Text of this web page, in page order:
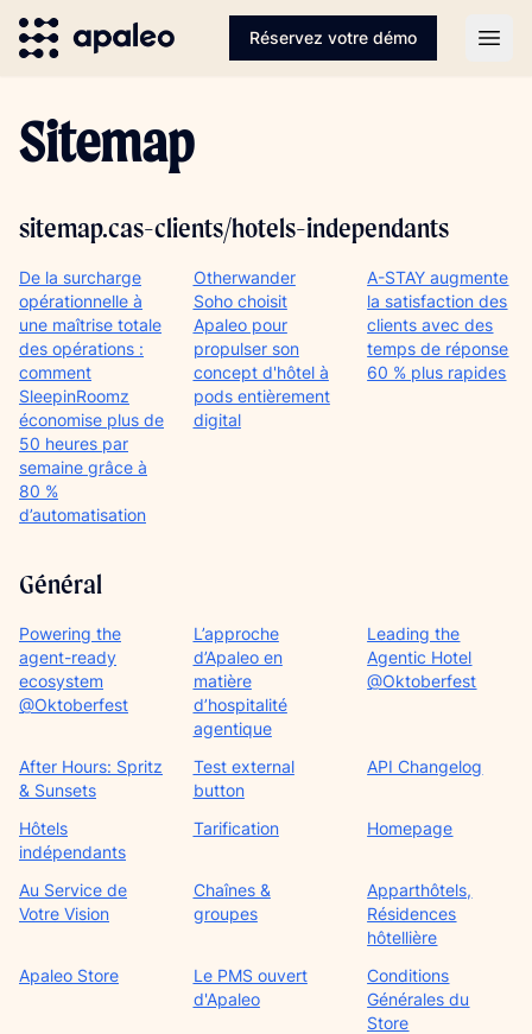
Réservez votre démo
Sitemap
sitemap.cas-clients/hotels-independants
De la surcharge
opérationnelle à
une maîtrise totale
des opérations :
comment
SleepinRoomz
économise plus de
50 heures par
semaine grâce à
80 %
d’automatisation
Otherwander
Soho choisit
Apaleo pour
propulser son
concept d'hôtel à
pods entièrement
digital
A-STAY augmente
la satisfaction des
clients avec des
temps de réponse
60 % plus rapides
Général
Powering the
agent-ready
ecosystem
@Oktoberfest
L’approche
d’Apaleo en
matière
d’hospitalité
agentique
Leading the
Agentic Hotel
@Oktoberfest
After Hours: Spritz
& Sunsets
Test external
button
API Changelog
Hôtels
indépendants
Tarification Homepage
Au Service de
Votre Vision
Chaînes &
groupes
Apparthôtels,
Résidences
hôtellière
Apaleo Store
Le PMS ouvert
d'Apaleo
Conditions
Générales du
Store